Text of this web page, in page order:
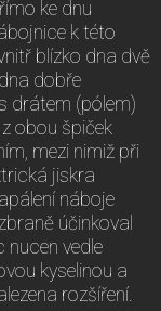
ke dnu
k této
blízko dna dvě
dobře
drátem (pólem)
obou špiček
mezi nimiž při
jiskra
náboje
účinkoval
nucen vedle
kyselinou a
rozšíření.